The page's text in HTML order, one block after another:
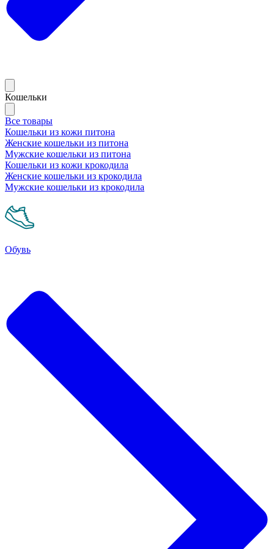
Кошельки
Все товары
Кошельки из кожи питона
Женские кошельки из питона
Мужские кошельки из питона
Кошельки из кожи крокодила
Женские кошельки из крокодила
Мужские кошельки из крокодила
Обувь